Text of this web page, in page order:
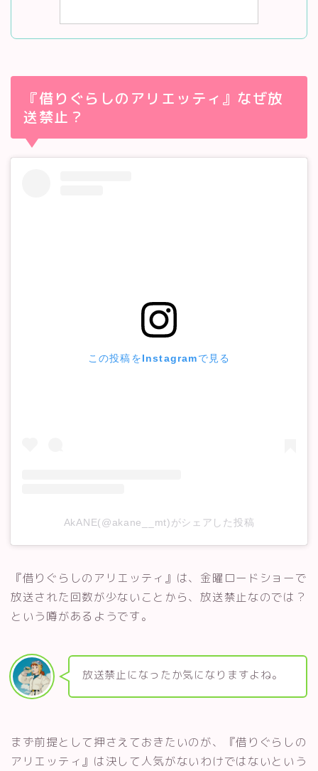
『借りぐらしのアリエッティ』なぜ放
送禁止？
この投稿をInstagramで見る
AkANE(@akane__mt)がシェアした投稿
『借りぐらしのアリエッティ』は、金曜ロードショーで
放送された回数が少ないことから、放送禁止なのでは？
という噂があるようです。
放送禁止になったか気になりますよね。
まず前提として押さえておきたいのが、『借りぐらしの
アリエッティ』は決して人気がないわけではないという